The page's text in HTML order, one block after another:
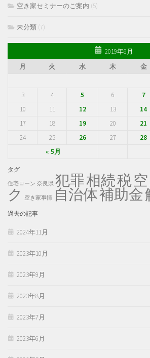
空き家セミナーのご案内 (5)
未分類 (7)
2019年6月
月
火 水 木 金
« 5月
3
4 5 6 7
10
11 12 13 14
17
18 19 20 21
24
25 26 27 28
タグ
住宅ローン 奈良県 犯罪相続税
ク 空き家事情 自治体補助金
過去の記事
2024年11月
2023年10月
2023年9月
2023年8月
2023年7月
2023年6月